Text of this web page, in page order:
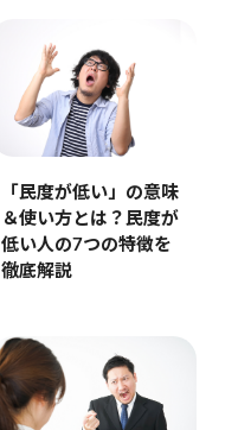
「民度が低い」の意味
＆使い方とは？民度が
低い人の7つの特徴を
徹底解説